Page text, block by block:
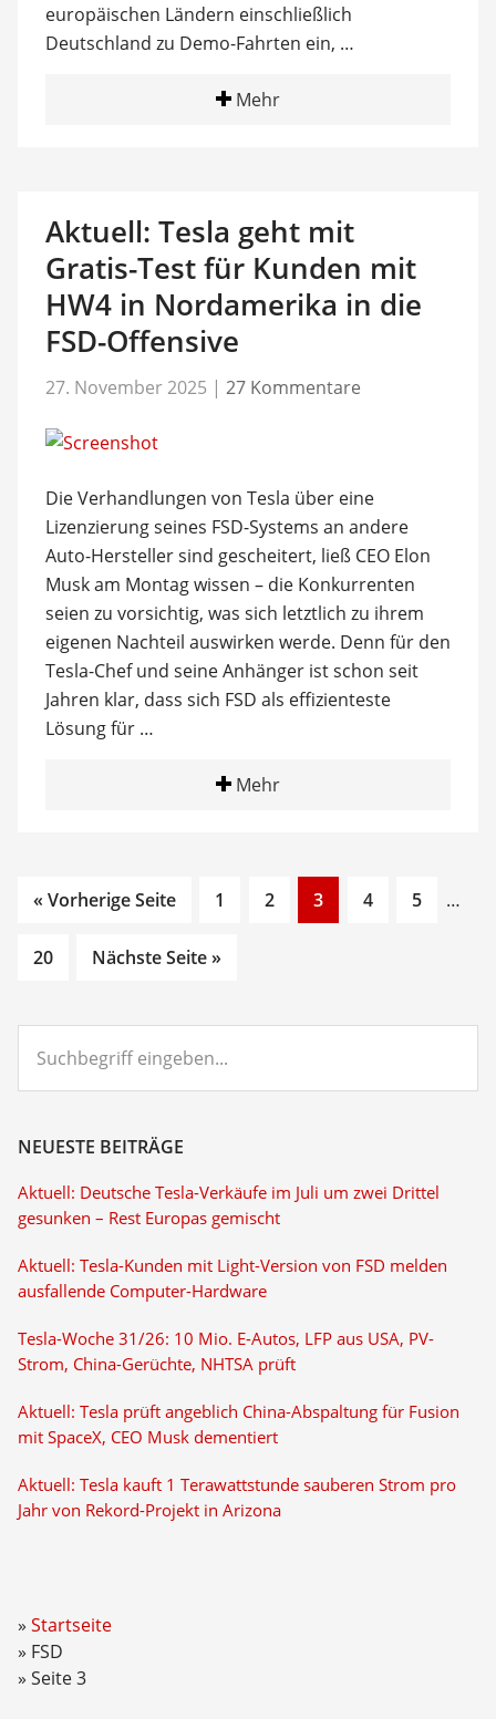
europäischen Ländern einschließlich
Deutschland zu Demo-Fahrten ein, …
Mehr
Aktuell: Tesla geht mit
Gratis-Test für Kunden mit
HW4 in Nordamerika in die
FSD-Offensive
27. November 2025 | 27 Kommentare
Die Verhandlungen von Tesla über eine
Lizenzierung seines FSD-Systems an andere
Auto-Hersteller sind gescheitert, ließ CEO Elon
Musk am Montag wissen – die Konkurrenten
seien zu vorsichtig, was sich letztlich zu ihrem
eigenen Nachteil auswirken werde. Denn für den
Tesla-Chef und seine Anhänger ist schon seit
Jahren klar, dass sich FSD als effizienteste
Lösung für …
Mehr
« Vorherige Seite
Go
page
1
Go
2
Go
to
3
Go
4
Go
5 …
Go
20 Nächste Seite »
eingeben...
NEUESTE BEITRÄGE
Aktuell: Deutsche Tesla-Verkäufe im Juli um zwei Drittel
gesunken – Rest Europas gemischt
Aktuell: Tesla-Kunden mit Light-Version von FSD melden
ausfallende Computer-Hardware
Tesla-Woche 31/26: 10 Mio. E-Autos, LFP aus USA, PV-
Strom, China-Gerüchte, NHTSA prüft
Aktuell: Tesla prüft angeblich China-Abspaltung für Fusion
mit SpaceX, CEO Musk dementiert
Aktuell: Tesla kauft 1 Terawattstunde sauberen Strom pro
Jahr von Rekord-Projekt in Arizona
Startseite
FSD
Seite 3